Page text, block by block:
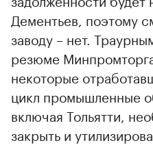
Дементьев, поэтому
заводу – нет.
резюме
некоторые
цикл промышленные
включая Тольятти,
закрыть и